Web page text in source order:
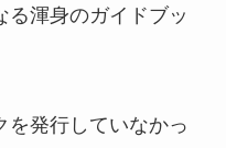
る渾身のガイドブッ
を発行していなかっ